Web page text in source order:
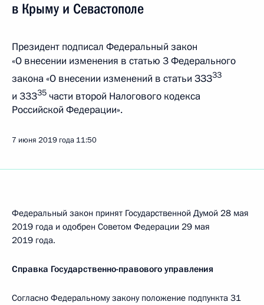
в Крыму и Севастополе
Президент подписал Федеральный закон
«О внесении изменения в статью 3 Федерального
закона «О внесении изменений в статьи ЗЗЗ33
и 33335 части второй Налогового кодекса
Российской Федерации».
7 июня 2019 года 11:50
Федеральный закон принят Государственной Думой 28 мая
2019 года и одобрен Советом Федерации 29 мая
2019 года.
Справка Государственно-правового управления
Согласно Федеральному закону положение подпункта 31